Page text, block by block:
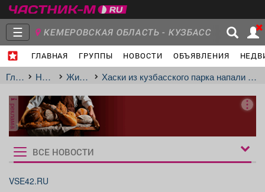
☰ КЕМЕРОВСКАЯ ОБЛАСТЬ - КУЗБАСС
ГЛАВНАЯ ГРУППЫ НОВОСТИ ОБЪЯВЛЕНИЯ
Главная
Группы
Объявления Недвижимость Услуги
Главная Новости Животные Хаски из кузбасского парка напали на женщину и убили её собаку
реклама
Рукбрики
новостей
ВСЕ НОВОСТИ
VSE42.RU